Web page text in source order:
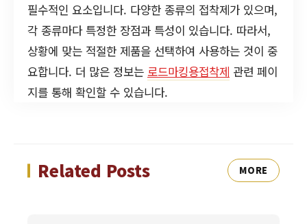
필수적인 요소입니다. 다양한 종류의 접착제가 있으며,
각 종류마다 특정한 장점과 특성이 있습니다. 따라서,
상황에 맞는 적절한 제품을 선택하여 사용하는 것이 중
요합니다. 더 많은 정보는 로드마킹용접착제 관련 페이
지를 통해 확인할 수 있습니다.
Related Posts MORE